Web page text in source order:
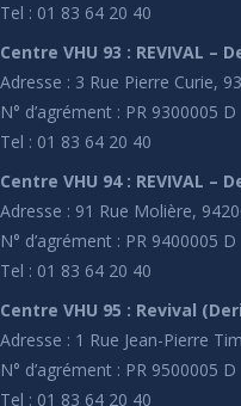
Tel : 01 83 64 20 40
Centre VHU 93 : REVIVAL
Adresse : 3 Rue Pierre Curie,
N° d’agrément : PR 9300005 D
Tel : 01 83 64 20 40
Centre VHU 94 : REVIVAL
Adresse : 91 Rue Molière,
N° d’agrément : PR 9400005 D
Tel : 01 83 64 20 40
Centre VHU 95 : Revival
Adresse : 1 Rue Jean-Pierre
N° d’agrément : PR 9500005 D
Tel : 01 83 64 20 40